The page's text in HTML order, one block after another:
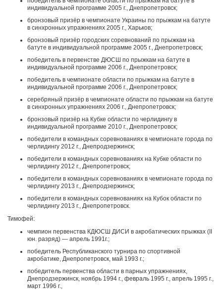
индивидуальной программе 2005 г., Днепропетровск;
бронзовый призёр в чемпионате Украины по прыжкам на батуте
в синхронных упражнениях 2005 г., Харьков;
бронзовый призёр городских соревнований по прыжкам на
батуте в индивидуальной программе 2005 г., Днепропетровск;
победитель в первенстве ДЮСШ по прыжкам на батуте в
индивидуальной программе 2006 г., Днепропетровск;
победитель в чемпионате области по прыжкам на батуте в
индивидуальной программе 2006 г., Днепропетровск;
серебряный призёр в чемпионате области по прыжкам на батуте
в синхронных упражнениях 2006 г., Днепропетровск;
бронзовый призёр на Кубке области по черлидингу в
индивидуальной программе 2010 г., Днепропетровск;
победители в командных соревнованиях в чемпионате города по
черлидингу 2012 г., Днепродзержинск;
победители в командных соревнованиях на Кубке области по
черлидингу 2012 г., Днепропетровск;
победители в командных соревнованиях в чемпионате города по
черлидингу 2013 г., Днепродзержинск;
победители в командных соревнованиях на Кубок области по
черлидингу 2013 г., Днепропетровск.
Тимофей:
чемпион первенства КДЮСШ ДИСИ в акробатических прыжках (II
юн. разряд) — апрель 1991г.;
победитель Республиканского турнира по спортивной
акробатике, Днепропетровск, май 1993 г.;
победитель первенства области в парных упражнениях,
Днепродзержинск, ноябрь 1994 г., февраль 1995 г., апрель 1995 г.,
март 1996 г.,